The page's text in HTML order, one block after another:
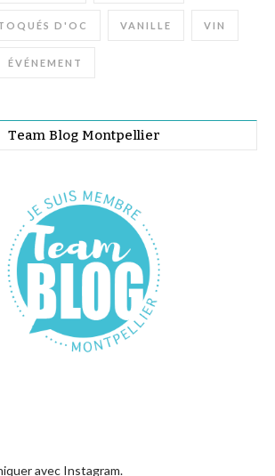
D'OC VANILLE VIN
ÉVÉNEMENT
Team Blog Montpellier
avec Instagram.